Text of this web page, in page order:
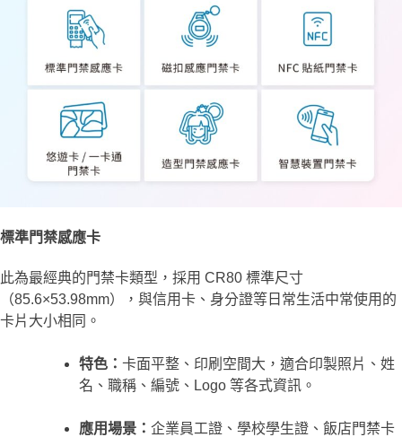
標準門禁感應卡
此為最經典的門禁卡類型，採用 CR80 標準尺寸
（85.6×53.98mm），與信用卡、身分證等日常生活中常使用的
卡片大小相同。
特色： 卡面平整、印刷空間大，適合印製照片、姓
名、職稱、編號、Logo 等各式資訊。
應用場景： 企業員工證、學校學生證、飯店門禁卡